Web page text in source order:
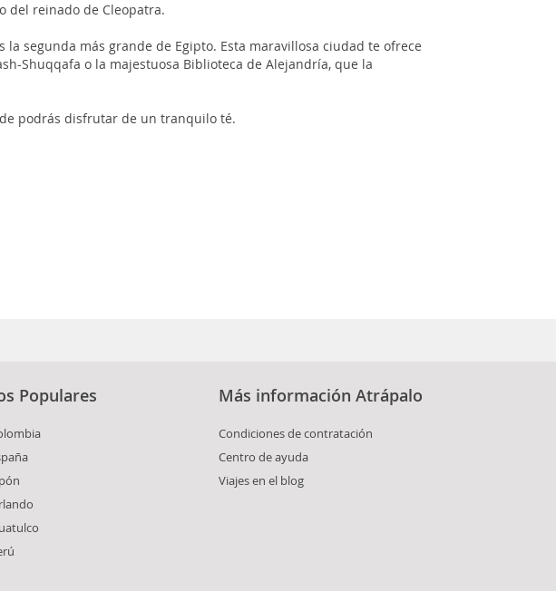
del reinado de Cleopatra.
segunda más grande de Egipto. Esta maravillosa ciudad te ofrece
Shuqqafa o la majestuosa Biblioteca de Alejandría, que la
podrás disfrutar de un tranquilo té.
Populares Más información Atrápalo
Condiciones de contratación
Centro de ayuda
Viajes en el blog